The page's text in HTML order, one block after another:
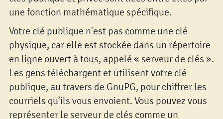
une fonction mathématique spécifique.
Votre clé publique n'est pas comme une clé
physique, car elle est stockée dans un répertoire
en ligne ouvert à tous, appelé « serveur de clés ».
Les gens téléchargent et utilisent votre clé
publique, au travers de GnuPG, pour chiffrer les
courriels qu'ils vous envoient. Vous pouvez vous
représenter le serveur de clés comme un